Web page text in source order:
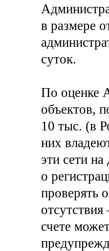
в размере
суток.
По оценке
объектов,
10 тыс. (в
них
эти сети
о
проверять
счете